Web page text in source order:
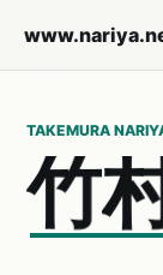
TAKEMURA
竹